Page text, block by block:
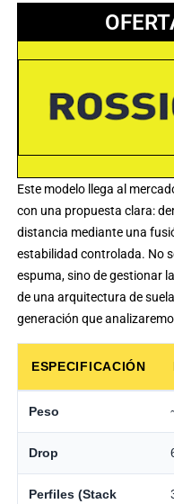
Este modelo llega al
con una propuesta clara:
distancia mediante una
estabilidad controlada. No
espuma, sino de gestionar
de una arquitectura de
generación que
ESPECIFICACIÓN
Peso
Drop
Perfiles (Stack